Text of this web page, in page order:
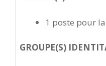
1 poste pour la
GROUPE(S)